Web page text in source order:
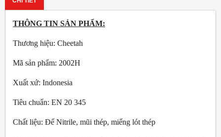
THÔNG TIN SẢN PHẨM:
Thương hiệu: Cheetah
Mã sản phẩm: 2002H
Xuất xứ: Indonesia
Tiêu chuẩn: EN 20 345
Chất liệu: Đế Nitrile, mũi thép, miếng lót thép